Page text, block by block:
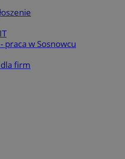
praca w Sosnowcu
firm